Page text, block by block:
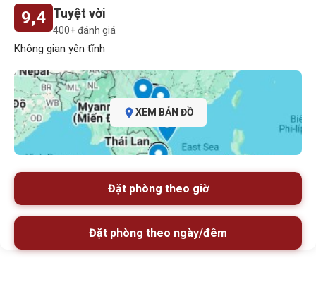
9,4 Tuyệt vời
400+ đánh giá
Không gian yên tĩnh
XEM BẢN ĐỒ
Đặt phòng theo giờ
Đặt phòng theo ngày/đêm